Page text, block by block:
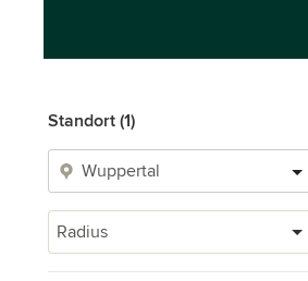
Standort (1)
Radius